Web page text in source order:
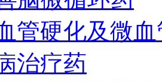
管硬化及微
治疗药